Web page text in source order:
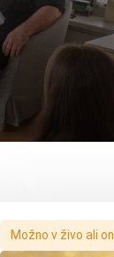
Možno v živo ali